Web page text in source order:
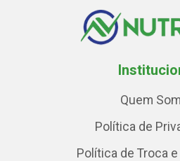
Quem
Política de
Política de Troca